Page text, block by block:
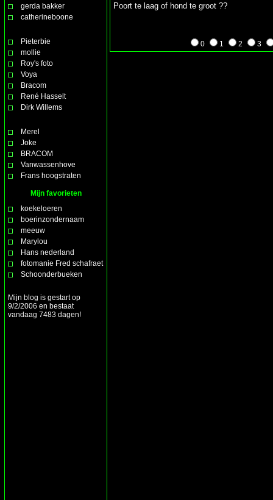
gerda bakker
catherineboone
Pieterbie
mollie
Roy's foto
Voya
Bracom
René Hasselt
Dirk Willems
Merel
Joke
BRACOM
Vanwassenhove
Frans hoogstraten
Mijn favorieten
koekeloeren
boerinzondernaam
meeuw
Marylou
Hans nederland
fotomanie Fred schafraet
Schoonderbueken
Mijn blog is gestart op
9/2/2006 en bestaat
vandaag 7483 dagen!
Poort te laag of hond te groot ??
0 1 2 3